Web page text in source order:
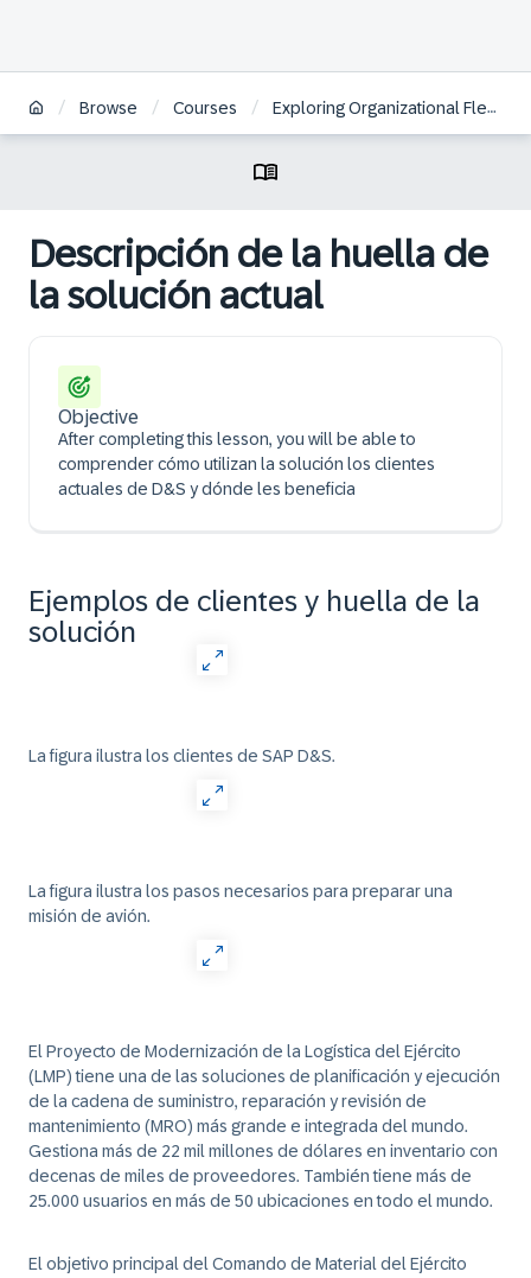
/ Browse / Courses / Exploring Organizational Flexibility in SAP S/4HANA Defense & Security | ES
Descripción de la huella de
la solución actual
Objective
After completing this lesson, you will be able to
comprender cómo utilizan la solución los clientes
actuales de D&S y dónde les beneficia
Ejemplos de clientes y huella de la
solución
La figura ilustra los clientes de SAP D&S.
La figura ilustra los pasos necesarios para preparar una
misión de avión.
El Proyecto de Modernización de la Logística del Ejército
(LMP) tiene una de las soluciones de planificación y ejecución
de la cadena de suministro, reparación y revisión de
mantenimiento (MRO) más grande e integrada del mundo.
Gestiona más de 22 mil millones de dólares en inventario con
decenas de miles de proveedores. También tiene más de
25.000 usuarios en más de 50 ubicaciones en todo el mundo.
El objetivo principal del Comando de Material del Ejército